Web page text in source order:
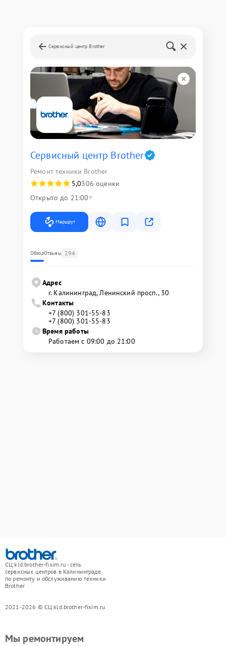
Сервисный центр Brother
Сервисный центр Brother
Ремонт техники Brother
5,0306 оценки
Открыто до 21:00
Маршрут
ОбзорОтзывы 294
Адрес
г. Калининград, Ленинский просп., 30
Контакты
+7 (800) 301-55-83
+7 (800) 301-55-83
Время работы
Работаем с 09:00 до 21:00
СЦ kld.brother-fixim.ru - сеть
сервисных центров в Калининграде
по ремонту и обслуживанию техники
Brother
2021-2026 © СЦ kld.brother-fixim.ru
Мы ремонтируем